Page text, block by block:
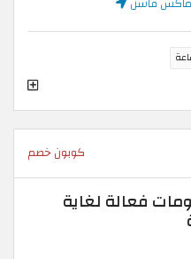
كوبون خصم
٢٠ | خصومات فعالة لغاية